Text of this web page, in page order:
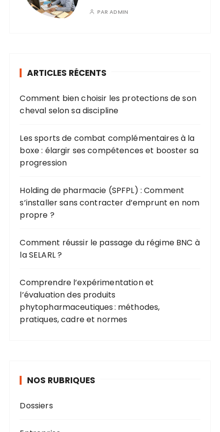
PARADMIN
ARTICLES RÉCENTS
Comment bien choisir les protections de son
cheval selon sa discipline
Les sports de combat complémentaires à la
boxe : élargir ses compétences et booster sa
progression
Holding de pharmacie (SPFPL) : Comment
s’installer sans contracter d’emprunt en nom
propre ?
Comment réussir le passage du régime BNC à
la SELARL ?
Comprendre l’expérimentation et
l’évaluation des produits
phytopharmaceutiques : méthodes,
pratiques, cadre et normes
NOS RUBRIQUES
Dossiers